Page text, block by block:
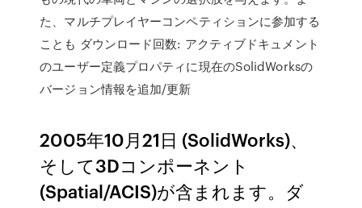
た、マルチプレイヤーコンペティションに参加する
ことも ダウンロード回数: アクティブドキュメント
のユーザー定義プロパティに現在のSolidWorksの
バージョン情報を追加/更新
2005年10月21日 (SolidWorks)、
そして3Dコンポーネント
(Spatial/ACIS)が含まれます。ダ